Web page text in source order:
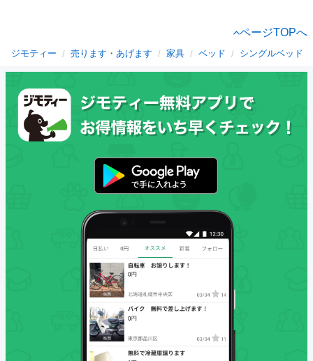
ページTOPへ
ジモティー 売ります・あげます 家具 ベッド シングルベッド